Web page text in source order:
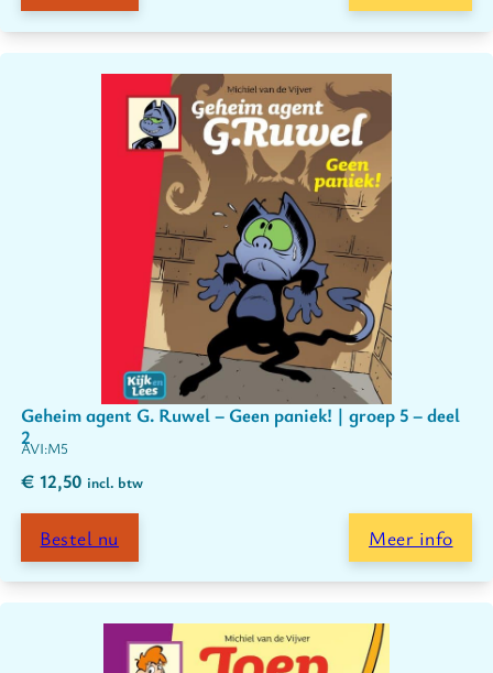
Geheim agent G. Ruwel – Geen paniek! | groep 5 – deel
2
M5
€ 12,50 incl. btw
Bestel nu Meer info